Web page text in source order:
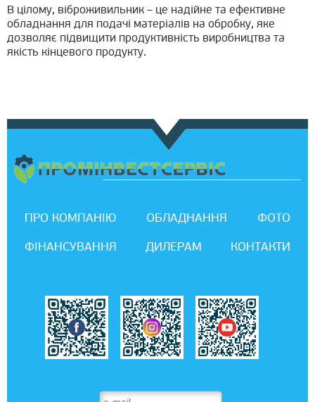
В цілому, віброживильник – це надійне та ефективне
обладнання для подачі матеріалів на обробку, яке
дозволяє підвищити продуктивність виробництва та
якість кінцевого продукту.
ПРО КОМПАНІЮ ОБЛАДНАННЯ
ФОТО
ФІНАНСУВАННЯ
ДИЛЕРАМ КОНТАКТИ